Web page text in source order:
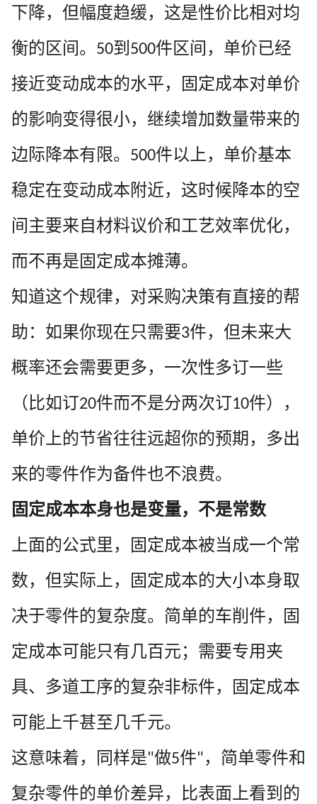
下降，但幅度趋缓，这是性价比相对均
衡的区间。 50到 500件区间，单价已经
接近变动成本的水平，固定成本对单价
的影响变得很小，继续增加数量带来的
边际降本有限。 500件以上，单价基本
稳定在变动成本附近，这时候降本的空
间主要来自材料议价和工艺效率优化，
而不再是固定成本摊薄。
知道这个规律，对采购决策有直接的帮
助：如果你现在只需要3件，但未来大
概率还会需要更多，一次性多订一些
（比如订20件而不是分两次订10件），
单价上的节省往往远超你的预期，多出
来的零件作为备件也不浪费。
固定成本本身也是变量，不是常数
上面的公式里，固定成本被当成一个常
数，但实际上，固定成本的大小本身取
决于零件的复杂度。简单的车削件，固
定成本可能只有几百元；需要专用夹
具、多道工序的复杂非标件，固定成本
可能上千甚至几千元。
这意味着，同样是"做5件" ，简单零件和
复杂零件的单价差异，比表面上看到的